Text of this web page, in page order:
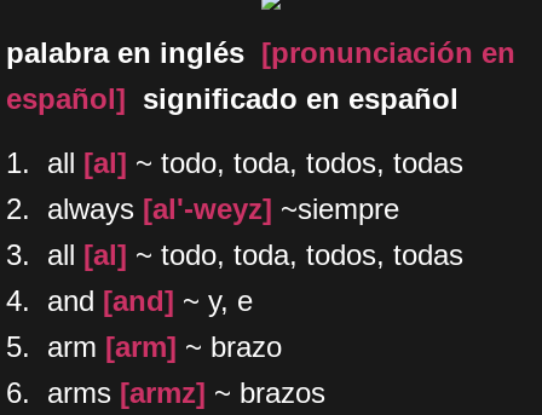
palabra en inglés [pronunciación en
español] significado en español
​1. all [al] ~ todo, toda, todos, todas
2. always [al'-weyz] ~siempre
3. all [al] ~ todo, toda, todos, todas
4. and [and] ~ y, e
5. arm [arm] ~ brazo
6. arms [armz] ~ brazos